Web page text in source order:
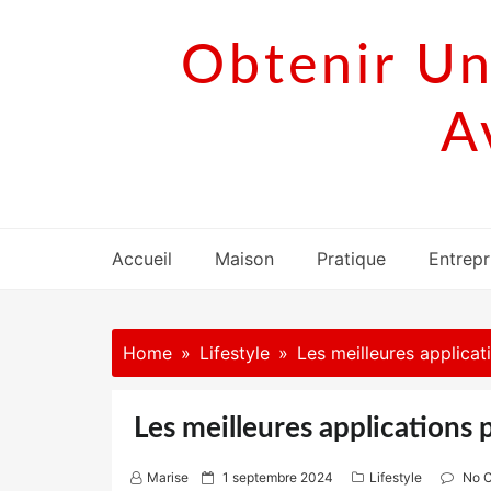
Obtenir
Accueil Maison Pratique
Home Lifestyle Les meilleures
Les meilleures
Marise
P 1 septembre 2024 Lifestyle No